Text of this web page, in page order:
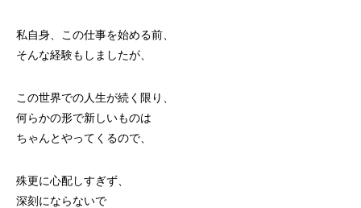
私自身、この仕事を始める前、
そんな経験もしましたが、
この世界での人生が続く限り、
何らかの形で新しいものは
ちゃんとやってくるので、
殊更に心配しすぎず、
深刻にならないで